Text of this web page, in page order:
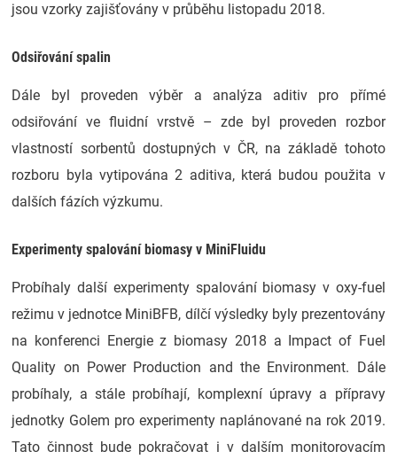
jsou vzorky zajišťovány v průběhu listopadu 2018.
Odsiřování spalin
Dále byl proveden výběr a analýza aditiv pro přímé
odsiřování ve fluidní vrstvě – zde byl proveden rozbor
vlastností sorbentů dostupných v ČR, na základě tohoto
rozboru byla vytipována 2 aditiva, která budou použita v
dalších fázích výzkumu.
Experimenty spalování biomasy v MiniFluidu
Probíhaly další experimenty spalování biomasy v oxy-fuel
režimu v jednotce MiniBFB, dílčí výsledky byly prezentovány
na konferenci Energie z biomasy 2018 a Impact of Fuel
Quality on Power Production and the Environment. Dále
probíhaly, a stále probíhají, komplexní úpravy a přípravy
jednotky Golem pro experimenty naplánované na rok 2019.
Tato činnost bude pokračovat i v dalším monitorovacím